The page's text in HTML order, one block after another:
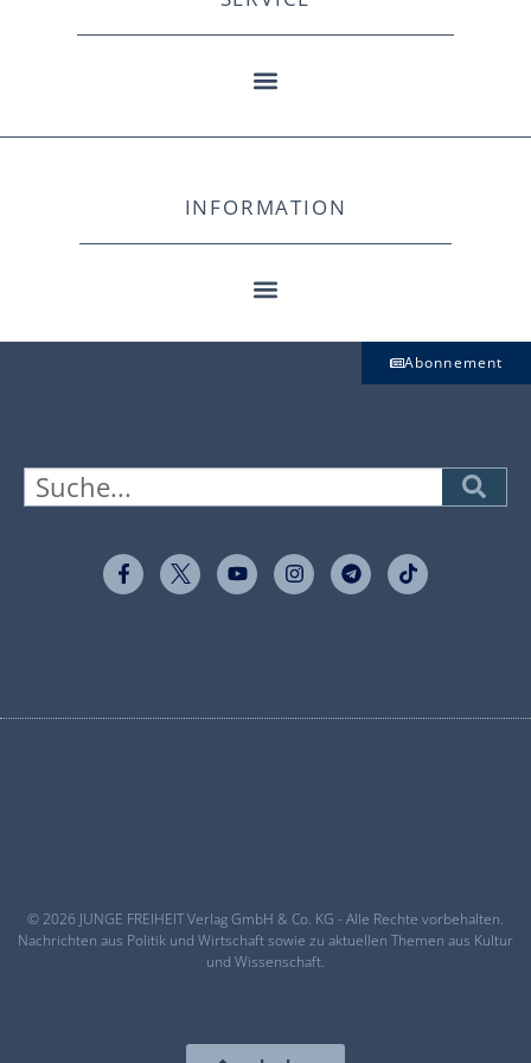
INFORMATION
Abonnement
© 2026 JUNGE FREIHEIT Verlag GmbH & Co. KG - Alle Rechte vorbehalten.
Nachrichten aus Politik und Wirtschaft sowie zu aktuellen Themen aus Kultur
und Wissenschaft.